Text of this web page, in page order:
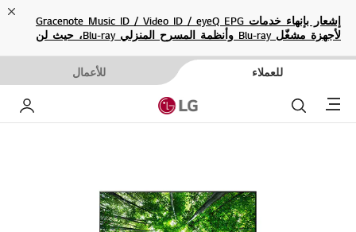
إشعار بإنهاء خدمات Gracenote Music ID / Video ID / eyeQ EPG
لأجهزة مشغّل Blu-ray وأنظمة المسرح المنزلي Blu-ray، حيث لن
للعملاء للأعمال
Menu بحث